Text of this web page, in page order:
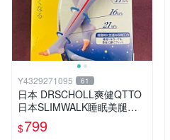
Y4329271095 61
日本 DRSCHOLL爽健QTTO
日本SLIMWALK睡眠美腿瘦
腿襪 M
$799